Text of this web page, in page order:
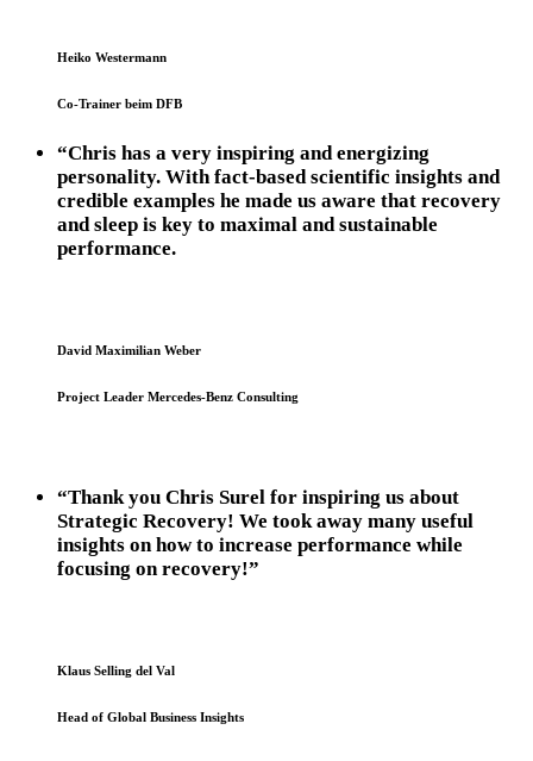
Heiko Westermann
Co-Trainer beim DFB​
“Chris has a very inspiring and energizing
personality. With fact-based scientific insights and
credible examples he made us aware that recovery
and sleep is key to maximal and sustainable
performance.​
David Maximilian Weber
Project Leader Mercedes-Benz Consulting
“Thank you Chris Surel for inspiring us about
Strategic Recovery! We took away many useful
insights on how to increase performance while
focusing on recovery!”
Klaus Selling del Val
Head of Global Business Insights​